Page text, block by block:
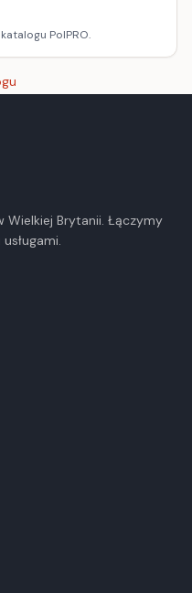
PolPRO.
Wielkiej Brytanii. Łączymy